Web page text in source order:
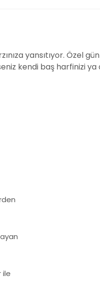
yansıtıyor. Özel
kendi baş harfinizi ya
ile